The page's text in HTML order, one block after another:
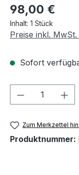
Regulärer Preis:
98,00 €
Inhalt: 1 Stück
Preise inkl.
Sofort
Produkt
Zum Merkzettel
Produktnummer: